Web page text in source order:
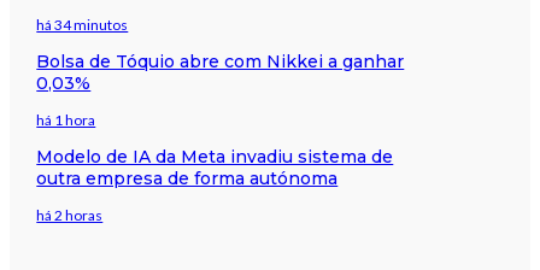
há 34 minutos
Bolsa de Tóquio abre com Nikkei a ganhar
0,03%
há 1 hora
Modelo de IA da Meta invadiu sistema de
outra empresa de forma autónoma
há 2 horas